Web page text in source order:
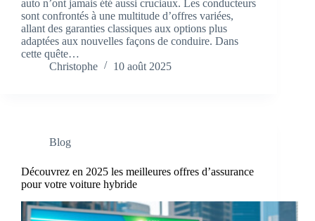
auto n’ont jamais été aussi cruciaux. Les conducteurs
sont confrontés à une multitude d’offres variées,
allant des garanties classiques aux options plus
adaptées aux nouvelles façons de conduire. Dans
cette quête…
Christophe
10 août 2025
Blog
Découvrez en 2025 les meilleures offres d’assurance
pour votre voiture hybride